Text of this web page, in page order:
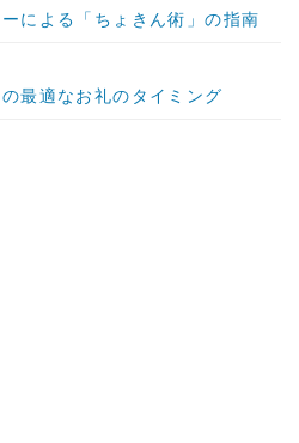
による「ちょきん術」の指南
最適なお礼のタイミング